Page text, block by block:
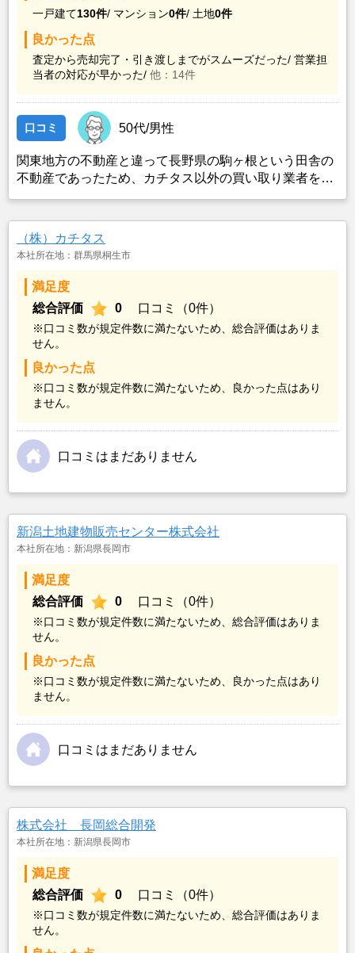
一戸建て130件/ マンション0件/ 土地0件
良かった点
査定から売却完了・引き渡しまでがスムーズだった/ 営業担
当者の対応が早かった/ 他：14件
口コミ 50代/男性
関東地方の不動産と違って長野県の駒ヶ根という田舎の
不動産であったため、カチタス以外の買い取り業者をみ
も空き家の状態で不動産を残しておけないと考えて売却
を決めた。
（株）カチタス
本社所在地：群馬県桐生市
満足度
総合評価
0 口コミ（0件）
※口コミ数が規定件数に満たないため、総合評価はありま
せん。
良かった点
※口コミ数が規定件数に満たないため、良かった点はあり
ません。
口コミはまだありません
新潟土地建物販売センター株式会社
本社所在地：新潟県長岡市
満足度
総合評価
0 口コミ（0件）
※口コミ数が規定件数に満たないため、総合評価はありま
せん。
良かった点
※口コミ数が規定件数に満たないため、良かった点はあり
ません。
口コミはまだありません
株式会社 長岡総合開発
本社所在地：新潟県長岡市
満足度
総合評価
0 口コミ（0件）
※口コミ数が規定件数に満たないため、総合評価はありま
せん。